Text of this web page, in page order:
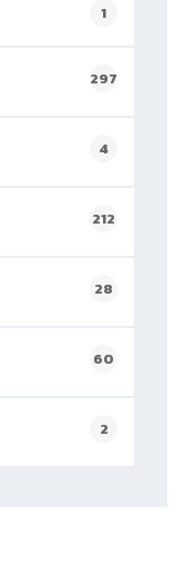
1
297
4
212
28
60
2